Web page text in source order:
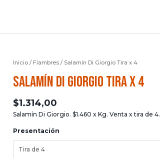
Inicio / Fiambres / Salamín Di Giorgio Tira x 4
Salamín Di Giorgio Tira x 4
$1.314,00
Salamín Di Giorgio. $1.460 x Kg. Venta x tira de 4.
Presentación